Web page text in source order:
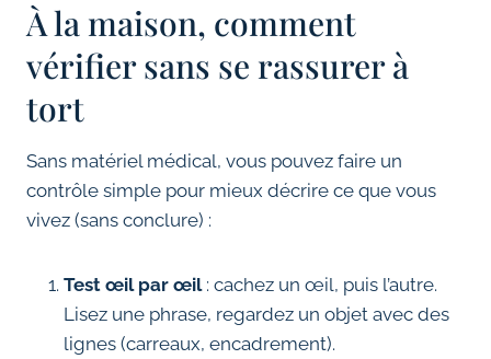
À la maison, comment
vérifier sans se rassurer à
tort
Sans matériel médical, vous pouvez faire un
contrôle simple pour mieux décrire ce que vous
vivez (sans conclure) :
Test œil par œil: cachez un œil, puis l’autre.
Lisez une phrase, regardez un objet avec des
lignes (carreaux, encadrement).